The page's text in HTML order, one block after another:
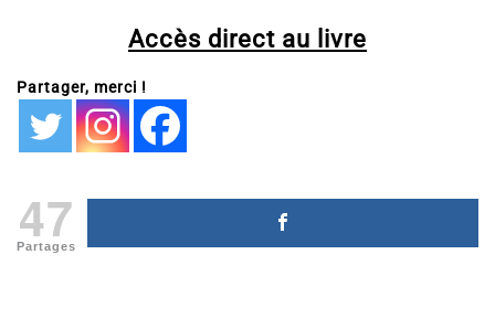
Accès direct au livre
Partager, merci !
47
Partages